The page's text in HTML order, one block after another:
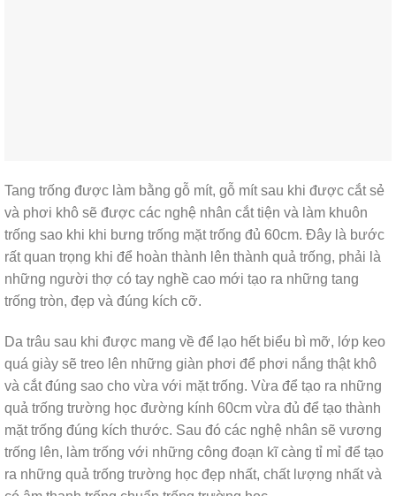
Tang trống được làm bằng gỗ mít, gỗ mít sau khi được cắt sẻ
và phơi khô sẽ được các nghệ nhân cắt tiện và làm khuôn
trống sao khi khi bưng trống mặt trống đủ 60cm. Đây là bước
rất quan trọng khi để hoàn thành lên thành quả trống, phải là
những người thợ có tay nghề cao mới tạo ra những tang
trống tròn, đẹp và đúng kích cỡ.
Da trâu sau khi được mang về để lạo hết biểu bì mỡ, lớp keo
quá giày sẽ treo lên những giàn phơi để phơi nắng thật khô
và cắt đúng sao cho vừa với mặt trống. Vừa để tạo ra những
quả trống trường học đường kính 60cm vừa đủ để tạo thành
mặt trống đúng kích thước. Sau đó các nghệ nhân sẽ vương
trống lên, làm trống với những công đoạn kĩ càng tỉ mỉ để tạo
ra những quả trống trường học đẹp nhất, chất lượng nhất và